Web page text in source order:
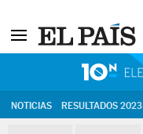
NOTICIAS RESULTADOS 2023